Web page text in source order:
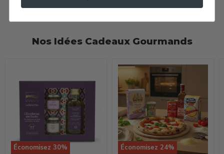
Nos Idées Cadeaux Gourmands
Économisez 30% Économisez 24%